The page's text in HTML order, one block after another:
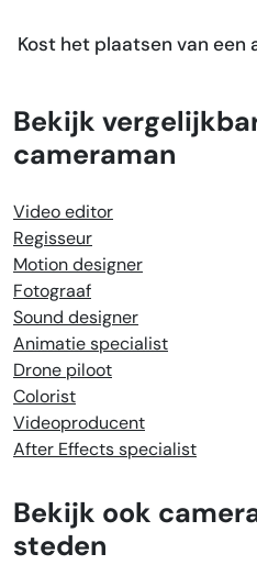
Kost het plaatsen van een
Bekijk
cameraman
Video editor
Regisseur
Motion designer
Fotograaf
Sound designer
Animatie specialist
Drone piloot
Colorist
Videoproducent
After Effects specialist
Bekijk ook
steden